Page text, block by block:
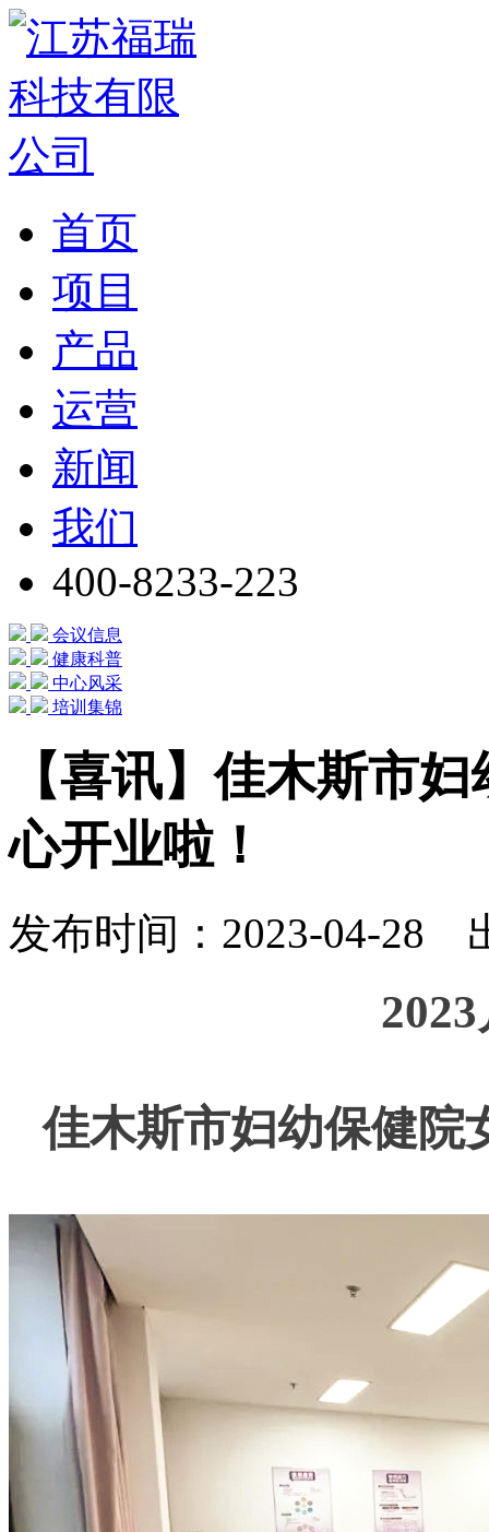
首页
项目
产品
运营
新闻
我们
400-8233-223
会议信息
健康科普
中心风采
培训集锦
【喜讯】佳木斯市
心开业啦！
发布时间：2023-04-28
佳木斯市妇幼保健院